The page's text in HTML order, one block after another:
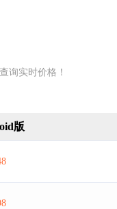
查询实时价格！
版